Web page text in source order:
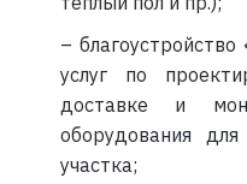
–
услуг по
доставке и
оборудования
участка;